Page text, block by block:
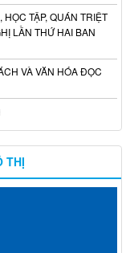
TẬP, QUÁN TRIỆT
LẦN THỨ HAI BAN
VÀ VĂN HÓA ĐỌC
THỊ